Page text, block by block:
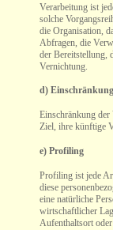
Verarbeitung ist
solche
die Organisation,
Abfragen, die
der Bereitstellung,
Vernichtung.
d)
Einschränkung der
Ziel, ihre künftige
e) Profiling
Profiling ist jede
diese
eine natürliche
wirtschaftlicher
Aufenthaltsort